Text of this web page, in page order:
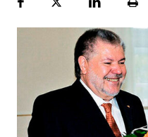
FacebookPlattformLinekdInSeite